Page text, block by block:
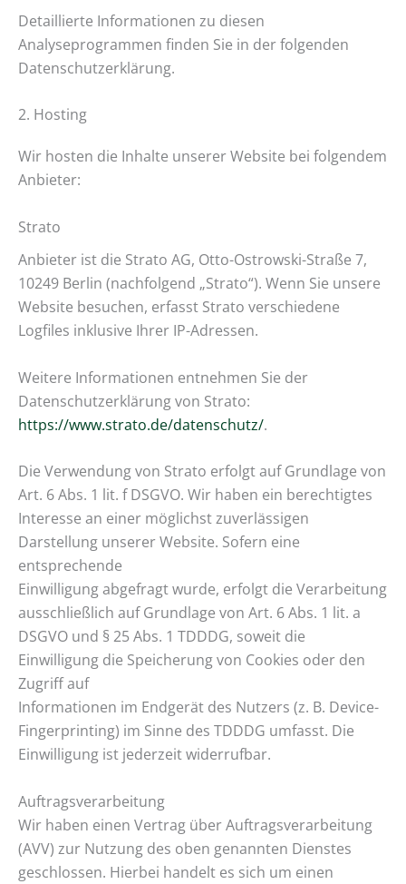
Detaillierte Informationen zu diesen
Analyseprogrammen finden Sie in der folgenden
Datenschutzerklärung.
2. Hosting
Wir hosten die Inhalte unserer Website bei folgendem
Anbieter:
Strato
Anbieter ist die Strato AG, Otto-Ostrowski-Straße 7,
10249 Berlin (nachfolgend „Strato“). Wenn Sie unsere
Website besuchen, erfasst Strato verschiedene
Logfiles inklusive Ihrer IP-Adressen.
Weitere Informationen entnehmen Sie der
Datenschutzerklärung von Strato:
https://www.strato.de/datenschutz/.
Die Verwendung von Strato erfolgt auf Grundlage von
Art. 6 Abs. 1 lit. f DSGVO. Wir haben ein berechtigtes
Interesse an einer möglichst zuverlässigen
Darstellung unserer Website. Sofern eine
entsprechende
Einwilligung abgefragt wurde, erfolgt die Verarbeitung
ausschließlich auf Grundlage von Art. 6 Abs. 1 lit. a
DSGVO und § 25 Abs. 1 TDDDG, soweit die
Einwilligung die Speicherung von Cookies oder den
Zugriff auf
Informationen im Endgerät des Nutzers (z. B. Device-
Fingerprinting) im Sinne des TDDDG umfasst. Die
Einwilligung ist jederzeit widerrufbar.
Auftragsverarbeitung
Wir haben einen Vertrag über Auftragsverarbeitung
(AVV) zur Nutzung des oben genannten Dienstes
geschlossen. Hierbei handelt es sich um einen